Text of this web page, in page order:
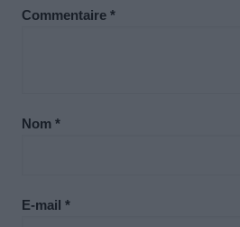
Commentaire *
Nom *
E-mail *